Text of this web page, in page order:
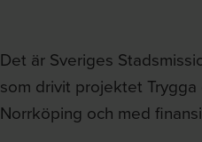
Det är Sveriges
som drivit projektet
Norrköping och med